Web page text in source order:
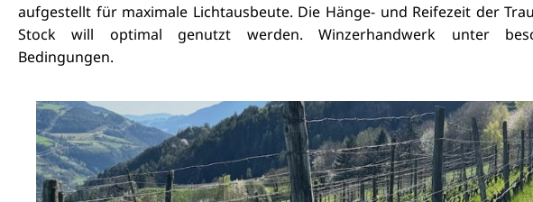
aufgestellt für maximale Lichtausbeute. Die Hänge- und Reifezeit der
Stock will optimal genutzt werden. Winzerhandwerk unter
Bedingungen.